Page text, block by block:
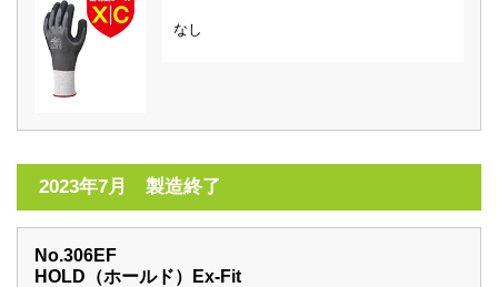
なし
2023年7月 製造終了
No.306EF
HOLD（ホールド）Ex-Fit